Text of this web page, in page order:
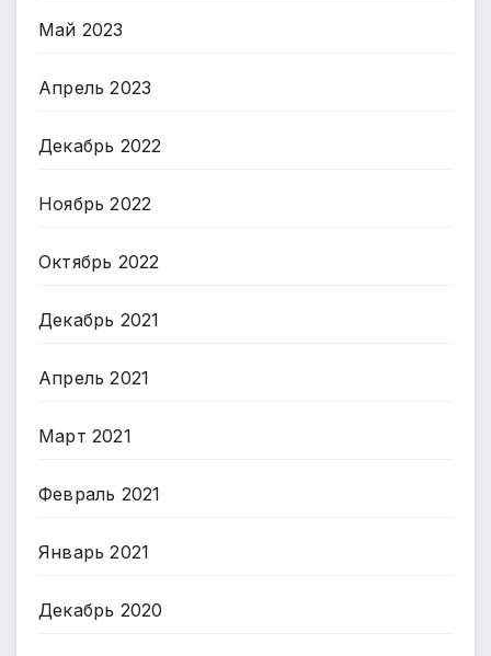
Май 2023
Апрель 2023
Декабрь 2022
Ноябрь 2022
Октябрь 2022
Декабрь 2021
Апрель 2021
Март 2021
Февраль 2021
Январь 2021
Декабрь 2020